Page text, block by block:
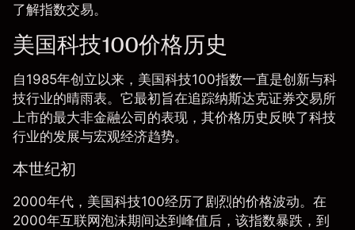
了解指数交易。
美国科技100价格历史
自1985年创立以来，美国科技100指数一直是创新与科
技行业的晴雨表。它最初旨在追踪纳斯达克证券交易所
上市的最大非金融公司的表现，其价格历史反映了科技
行业的发展与宏观经济趋势。
本世纪初
2000年代，美国科技100经历了剧烈的价格波动。在
2000年互联网泡沫期间达到峰值后，该指数暴跌，到